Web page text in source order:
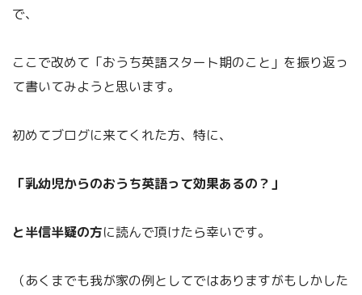
で、
ここで改めて「おうち英語スタート期のこと」を振り返っ
て書いてみようと思います。
初めてブログに来てくれた方、特に、
「乳幼児からのおうち英語って効果あるの？」
と半信半疑の方に読んで頂けたら幸いです。
（あくまでも我が家の例としてではありますがもしかした